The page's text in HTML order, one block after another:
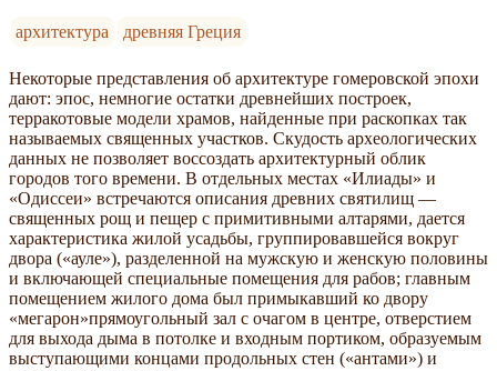
архитектура древняя Греция
Некоторые представления об архитектуре гомеровской эпохи
дают: эпос, немногие остатки древнейших построек,
терракотовые модели храмов, найденные при раскопках так
называемых священных участков. Скудость археологических
данных не позволяет воссоздать архитектурный облик
городов того времени. В отдельных местах «Илиады» и
«Одиссеи» встречаются описания древних святилищ —
священных рощ и пещер с примитивными алтарями, дается
характеристика жилой усадьбы, группировавшейся вокруг
двора («ауле»), разделенной на мужскую и женскую половины
и включающей специальные помещения для рабов; главным
помещением жилого дома был примыкавший ко двору
«мегарон»прямоугольный зал с очагом в центре, отверстием
для выхода дыма в потолке и входным портиком, образуемым
выступающими концами продольных стен («антами») и